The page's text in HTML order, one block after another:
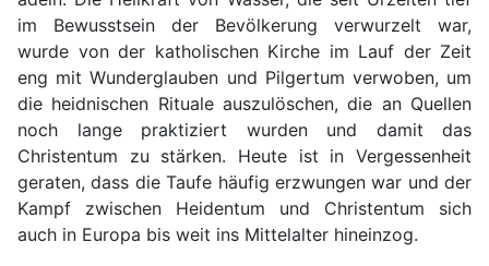
im Bewusstsein der Bevölkerung verwurzelt war,
wurde von der katholischen Kirche im Lauf der Zeit
eng mit Wunderglauben und Pilgertum verwoben, um
die heidnischen Rituale auszulöschen, die an Quellen
noch lange praktiziert wurden und damit das
Christentum zu stärken. Heute ist in Vergessenheit
geraten, dass die Taufe häufig erzwungen war und der
Kampf zwischen Heidentum und Christentum sich
auch in Europa bis weit ins Mittelalter hineinzog.